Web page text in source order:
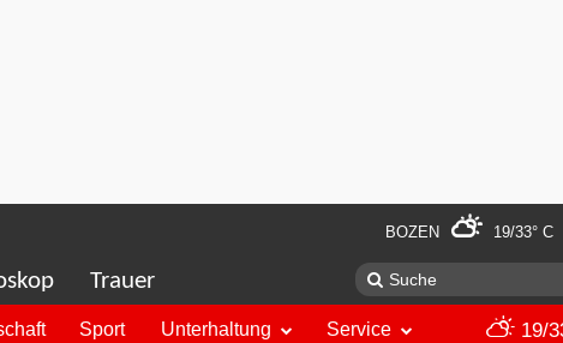
BOZEN 19/33° C
Trauer
Sport Unterhaltung Service 19/